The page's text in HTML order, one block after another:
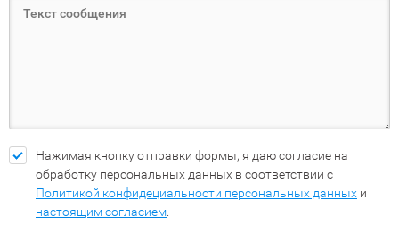
Нажимая кнопку отправки формы, я даю согласие на
обработку персональных данных в соответствии с
Политикой конфидециальности персональных данных и
настоящим согласием